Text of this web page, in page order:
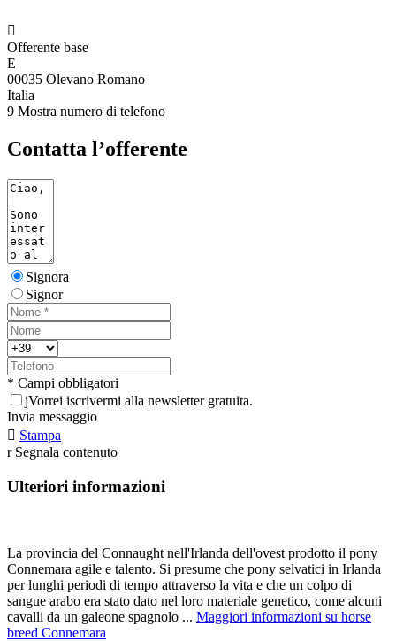

Offerente base
E
00035 Olevano Romano
Italia
9 Mostra numero di telefono
Contatta l’offerente
Signora
Signor
* Campi obbligatori
jVorrei iscrivermi alla newsletter gratuita.
Invia messaggio
 Stampa
r Segnala contenuto
Ulteriori informazioni
La provincia del Connaught nell'Irlanda dell'ovest prodotto il pony
Connemara agile e talento. Si presume che pony selvatici in Irlanda
per lunghi periodi di tempo attraverso la vita e che un colpo di
sangue arabo era stato dato nel loro materiale genetico, come alcuni
cavalli da un galeone spagnolo ... Maggiori informazioni su horse
breed Connemara